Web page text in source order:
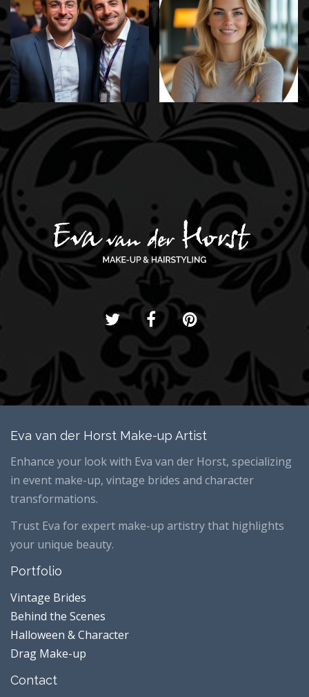
Eva van der Horst Make-up Artist
Enhance your look with Eva van der Horst, specializing
in event make-up, vintage brides and character
transformations.
Trust Eva for expert make-up artistry that highlights
your unique beauty.
Portfolio
Vintage Brides
Behind the Scenes
Halloween & Character
Drag Make-up
Contact